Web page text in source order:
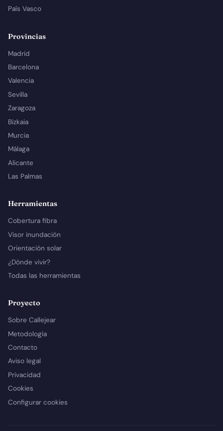
País Vasco
Provincias
Madrid
Barcelona
Valencia
Sevilla
Zaragoza
Bizkaia
Murcia
Málaga
Alicante
Las Palmas
Herramientas
Cobertura fibra
Visor inundación
Orientación solar
¿Dónde vivir?
Todas las herramientas
Proyecto
Sobre Callejear
Metodología
Contacto
Aviso legal
Privacidad
Cookies
Configurar cookies